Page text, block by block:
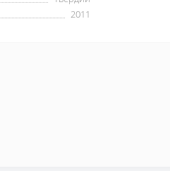
2011